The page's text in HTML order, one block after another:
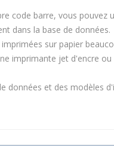
code barre, vous
dans la base de données.
sur papier
imprimante jet d'encre
données et des modèles